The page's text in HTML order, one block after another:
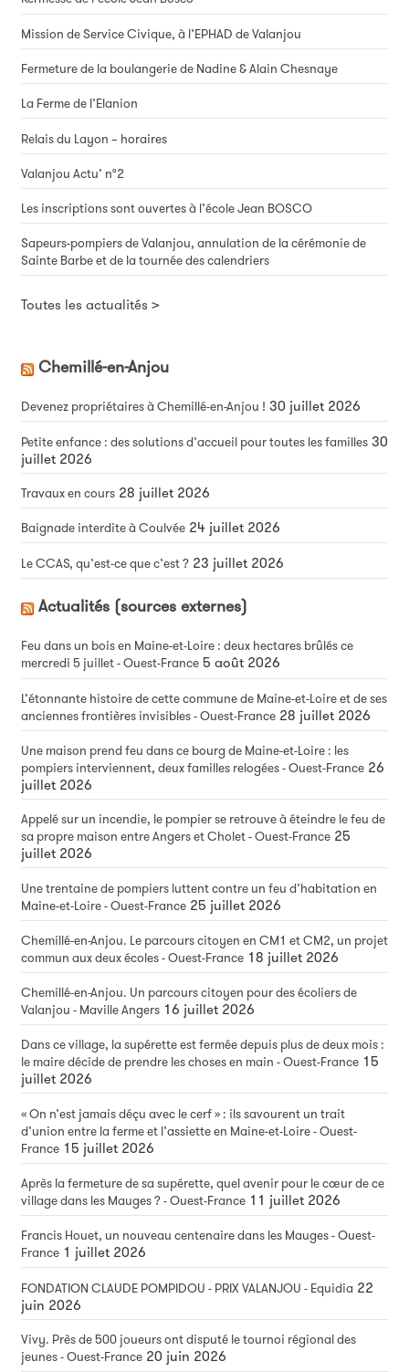
Mission de Service Civique, à l’EPHAD de Valanjou
Fermeture de la boulangerie de Nadine & Alain Chesnaye
La Ferme de l’Elanion
Relais du Layon – horaires
Valanjou Actu’ n°2
Les inscriptions sont ouvertes à l’école Jean BOSCO
Sapeurs-pompiers de Valanjou, annulation de la cérémonie de
Sainte Barbe et de la tournée des calendriers
Toutes les actualités >
Chemillé-en-Anjou
Devenez propriétaires à Chemillé-en-Anjou ! 30 juillet 2026
Petite enfance : des solutions d’accueil pour toutes les familles 30
juillet 2026
Travaux en cours 28 juillet 2026
Baignade interdite à Coulvée 24 juillet 2026
Le CCAS, qu’est-ce que c’est ? 23 juillet 2026
Actualités (sources externes)
Feu dans un bois en Maine-et-Loire : deux hectares brûlés ce
mercredi 5 juillet - Ouest-France 5 août 2026
L’étonnante histoire de cette commune de Maine-et-Loire et de ses
anciennes frontières invisibles - Ouest-France 28 juillet 2026
Une maison prend feu dans ce bourg de Maine-et-Loire : les
pompiers interviennent, deux familles relogées - Ouest-France 26
juillet 2026
Appelé sur un incendie, le pompier se retrouve à éteindre le feu de
sa propre maison entre Angers et Cholet - Ouest-France 25
juillet 2026
Une trentaine de pompiers luttent contre un feu d’habitation en
Maine-et-Loire - Ouest-France 25 juillet 2026
Chemillé-en-Anjou. Le parcours citoyen en CM1 et CM2, un projet
commun aux deux écoles - Ouest-France 18 juillet 2026
Chemillé-en-Anjou. Un parcours citoyen pour des écoliers de
Valanjou - Maville Angers 16 juillet 2026
Dans ce village, la supérette est fermée depuis plus de deux mois :
le maire décide de prendre les choses en main - Ouest-France 15
juillet 2026
« On n’est jamais déçu avec le cerf » : ils savourent un trait
d’union entre la ferme et l’assiette en Maine-et-Loire - Ouest-
France 15 juillet 2026
Après la fermeture de sa supérette, quel avenir pour le cœur de ce
village dans les Mauges ? - Ouest-France 11 juillet 2026
Francis Houet, un nouveau centenaire dans les Mauges - Ouest-
France 1 juillet 2026
FONDATION CLAUDE POMPIDOU - PRIX VALANJOU - Equidia 22
juin 2026
Vivy. Près de 500 joueurs ont disputé le tournoi régional des
jeunes - Ouest-France 20 juin 2026